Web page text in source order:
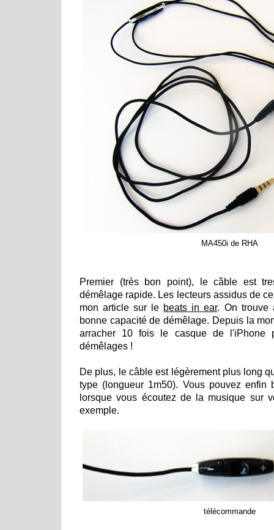
MA450i de RHA
Premier (très bon point), le câble est
démêlage rapide. Les lecteurs assidus de
mon article sur le beats in ear. On trouve
bonne capacité de démêlage. Depuis la
arracher 10 fois le casque de l'iPhone
démêlages !
De plus, le câble est légèrement plus long
type (longueur 1m50). Vous pouvez enfin
lorsque vous écoutez de la musique sur
exemple.
télécommande